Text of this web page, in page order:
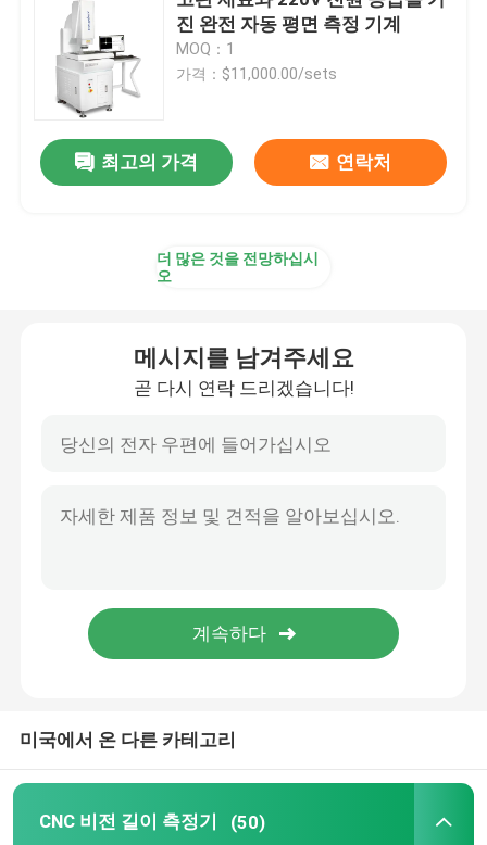
2D 좌표 측정기
광학 자리표 측정기
비디오 길이 측정기
OMM 광학 측정 기계
광학 프로파일 프로젝터
매뉴얼 자리표 측정기
평탄성 길이 측정기
진 완전 자동 평면 측정 기계
MOQ：1
가격：$11,000.00/sets
최고의 가격 연락처
더 많은 것을 전망하십시
오
메시지를 남겨주세요
곧 다시 연락 드리겠습니다!
미국에서 온 다른 카테고리
CNC 비전 길이 측정기 (50)